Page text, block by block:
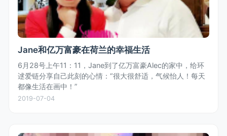
Jane和亿万富豪在荷兰的幸福生活
6月28号上午11：11，Jane到了亿万富豪Alec的家中，给环
逑爱链分享自己此刻的心情：“很大很舒适，气候怡人！每天
都像生活在画中！”
2019-07-04